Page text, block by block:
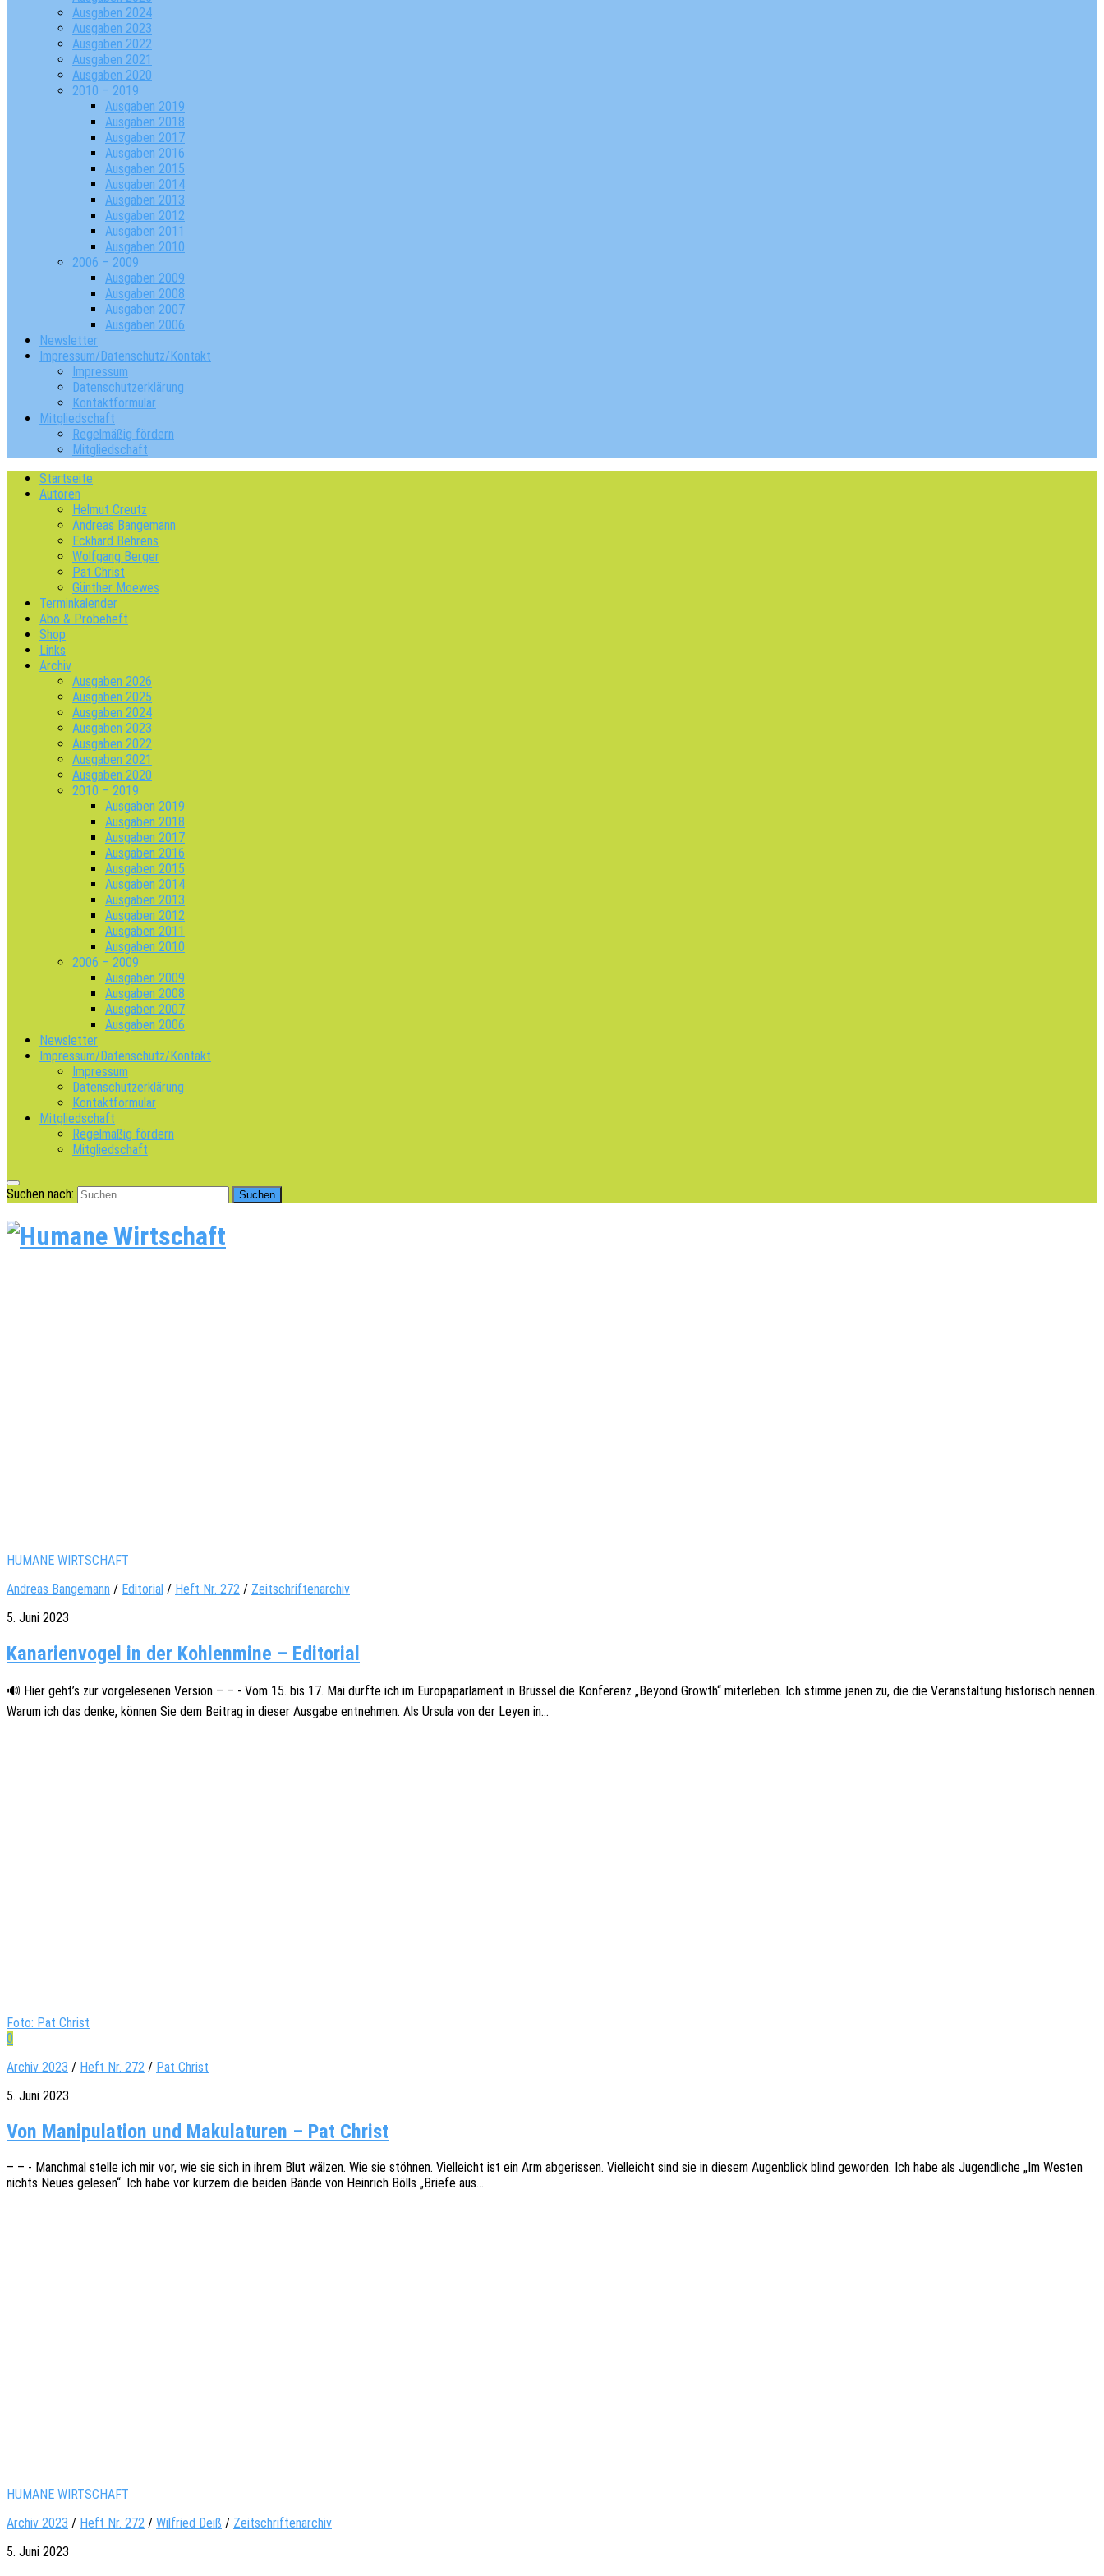
Ausgaben 2024
Ausgaben 2023
Ausgaben 2022
Ausgaben 2021
Ausgaben 2020
2010 – 2019
Ausgaben 2019
Ausgaben 2018
Ausgaben 2017
Ausgaben 2016
Ausgaben 2015
Ausgaben 2014
Ausgaben 2013
Ausgaben 2012
Ausgaben 2011
Ausgaben 2010
2006 – 2009
Ausgaben 2009
Ausgaben 2008
Ausgaben 2007
Ausgaben 2006
Newsletter
Impressum/Datenschutz/Kontakt
Impressum
Datenschutzerklärung
Kontaktformular
Mitgliedschaft
Regelmäßig fördern
Mitgliedschaft
Startseite
Autoren
Helmut Creutz
Andreas Bangemann
Eckhard Behrens
Wolfgang Berger
Pat Christ
Günther Moewes
Terminkalender
Abo & Probeheft
Shop
Links
Archiv
Ausgaben 2026
Ausgaben 2025
Ausgaben 2024
Ausgaben 2023
Ausgaben 2022
Ausgaben 2021
Ausgaben 2020
2010 – 2019
Ausgaben 2019
Ausgaben 2018
Ausgaben 2017
Ausgaben 2016
Ausgaben 2015
Ausgaben 2014
Ausgaben 2013
Ausgaben 2012
Ausgaben 2011
Ausgaben 2010
2006 – 2009
Ausgaben 2009
Ausgaben 2008
Ausgaben 2007
Ausgaben 2006
Newsletter
Impressum/Datenschutz/Kontakt
Impressum
Datenschutzerklärung
Kontaktformular
Mitgliedschaft
Regelmäßig fördern
Mitgliedschaft
Suchen nach:
HUMANE WIRTSCHAFT
Andreas Bangemann / Editorial / Heft Nr. 272 / Zeitschriftenarchiv
5. Juni 2023
Kanarienvogel in der Kohlenmine – Editorial
🔊 Hier geht’s zur vorge­le­se­nen Versi­on – – - Vom 15. bis 17. Mai durfte ich im Euro­pa­par­la­ment in Brüs­sel die Konfe­renz „Beyond Growth“ miter­le­ben. Ich stimme jenen zu, die die Veran­stal­tung histo­risch nennen.
Warum ich das denke, können Sie dem Beitrag in dieser Ausga­be entneh­men. Als Ursula von der Leyen in…
Foto: Pat Christ
0
Archiv 2023 / Heft Nr. 272 / Pat Christ
5. Juni 2023
Von Manipulation und Makulaturen – Pat Christ
– – - Manch­mal stelle ich mir vor, wie sie sich in ihrem Blut wälzen. Wie sie stöh­nen. Viel­leicht ist ein Arm abge­ris­sen. Viel­leicht sind sie in diesem Augen­blick blind gewor­den. Ich habe als Jugend­li­che „Im Westen
nichts Neues gele­sen“. Ich habe vor kurzem die beiden Bände von Hein­rich Bölls „Briefe aus…
HUMANE WIRTSCHAFT
Archiv 2023 / Heft Nr. 272 / Wil­fried Deiß / Zeitschriftenarchiv
5. Juni 2023